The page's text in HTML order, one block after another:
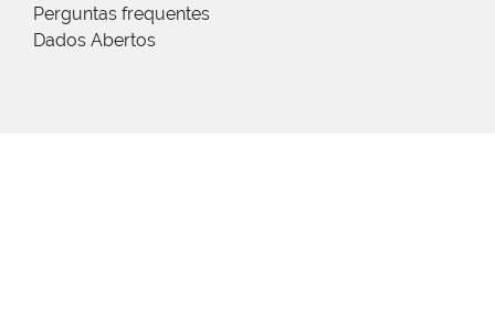
Perguntas frequentes
Dados Abertos